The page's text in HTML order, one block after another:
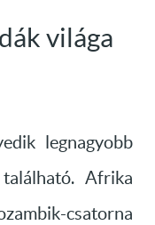
világa
legnagyobb
Afrika
csatorna